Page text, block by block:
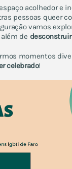
acolhedor e
pessoas queer
vamos
além de
momentos
celebrado!